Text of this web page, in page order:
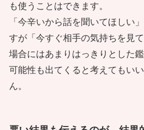
起こっている？ 本物のイ
てみた
霊視者に来た仕事は「子ど
う」？ とある事件被害者
約
絵皿に憑いた霊の浄化の
先祖の霊？
も使うことはできます。
「今辛いから話を聞いてほしい
すが「今すぐ相手の気持ちを見
場合にはあまりはっきりとした
可能性も出てくると考えてもい
ん。